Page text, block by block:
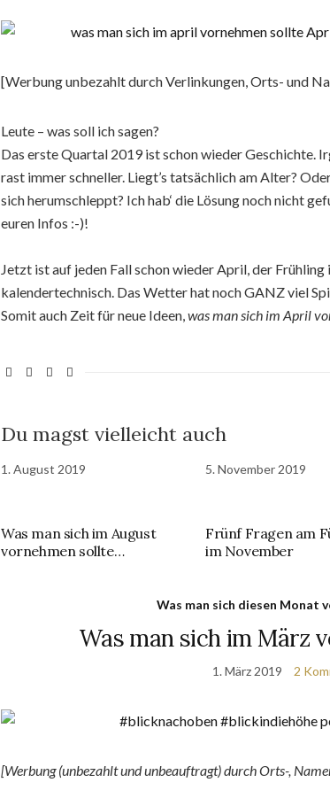
[Werbung unbezahlt durch Verlinkungen, Orts- und
Leute – was soll ich sagen?
Das erste Quartal 2019 ist schon wieder Geschichte.
rast immer schneller. Liegt’s tatsächlich am Alter?
sich herumschleppt? Ich hab‘ die Lösung noch nicht
euren Infos :-)!
Jetzt ist auf jeden Fall schon wieder April, der
kalendertechnisch. Das Wetter hat noch GANZ viel
Somit auch Zeit für neue Ideen,was man sich im April
Du magst vielleicht auch
1. August 2019
Was man sich im August
vornehmen sollte…
5. November 2019
Frünf Fragen am
im November
Was man sich diesen Monat
Was man sich im März
1. März 2019 2
[Werbung (unbezahlt und unbeauftragt) durch Orts-,